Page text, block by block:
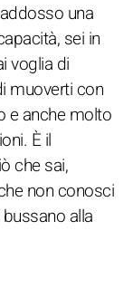
una
sei in
voglia di
muoverti con
e anche molto
È il
che sai,
non conosci
alla